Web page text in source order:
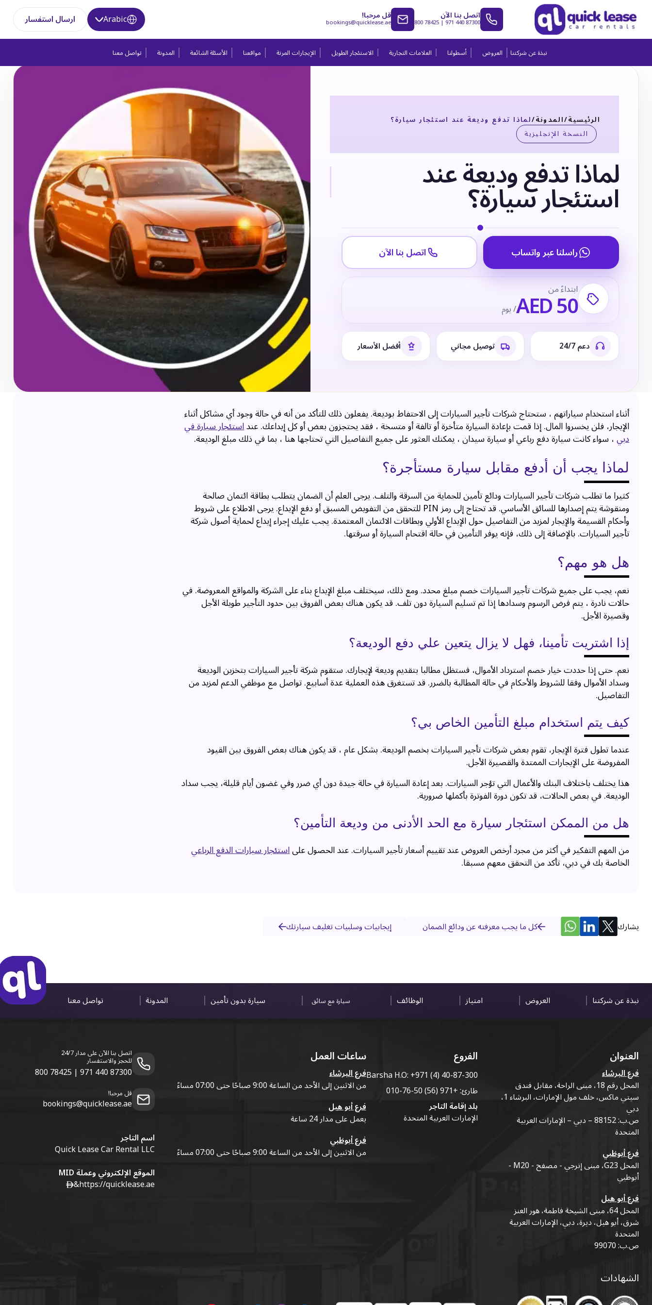
اتصل بنا الآن800 78425 |971 440 87300 قل مرحبا!
bookings@quicklease.ae
Arabic ارسال استفسار
نبذة عن شركتنا العروض أسطولنا العلامات التجارية الاستئجار الطويل الإيجارات المرنة مواقعنا الأسئلة الشائعة المدونة تواصل معنا
الرئيسية/المدونة/لماذا تدفع وديعة عند استئجار سيارة؟
النسخة الإنجليزية
لماذا تدفع وديعة عند
استئجار سيارة؟
راسلنا عبر واتساب اتصل بنا الآن
ابتداءً من
AED 50/ يوم
دعم 24/7 توصيل مجاني أفضل الأسعار
أثناء استخدام سياراتهم ، ستحتاج شركات تأجير السيارات إلى الاحتفاظ بوديعة. يفعلون ذلك للتأكد من أنه في حالة وجود أي مشاكل أثناء
الإيجار، فلن يخسروا المال. إذا قمت بإعادة السيارة متأخرة أو تالفة أو متسخة ، فقد يحتجزون بعض أو كل إيداعك. عنداستئجار سيارة في
دبي، سواء كانت سيارة دفع رباعي أو سيارة سيدان ، يمكنك العثور على جميع التفاصيل التي تحتاجها هنا ، بما في ذلك مبلغ الوديعة.
لماذا يجب أن أدفع مقابل سيارة مستأجرة؟
كثيرا ما تطلب شركات تأجير السيارات ودائع تأمين للحماية من السرقة والتلف. يرجى العلم أن الضمان يتطلب بطاقة ائتمان صالحة
ومنقوشة يتم إصدارها للسائق الأساسي. قد تحتاج إلى رمز PIN للتحقق من التفويض المسبق أو دفع الإيداع. يرجى الاطلاع على شروط
وأحكام القسيمة والإيجار لمزيد من التفاصيل حول الإيداع الأولي وبطاقات الائتمان المعتمدة. يجب عليك إجراء إيداع لحماية أصول شركة
تأجير السيارات. بالإضافة إلى ذلك، فإنه يوفر التأمين في حالة اقتحام السيارة أو سرقتها.
هل هو مهم؟
نعم، يجب على جميع شركات تأجير السيارات خصم مبلغ محدد. ومع ذلك، سيختلف مبلغ الإيداع بناء على الشركة والمواقع المعروضة. في
حالات نادرة ، يتم فرض الرسوم وسدادها إذا تم تسليم السيارة دون تلف. قد يكون هناك بعض الفروق بين حدود التأجير طويلة الأجل
وقصيرة الأجل.
إذا اشتريت تأمينا، فهل لا يزال يتعين علي دفع الوديعة؟
نعم. حتى إذا حددت خيار خصم استرداد الأموال، فستظل مطالبا بتقديم وديعة لإيجارك. ستقوم شركة تأجير السيارات بتخزين الوديعة
وسداد الأموال وفقا للشروط والأحكام في حالة المطالبة بالضرر. قد تستغرق هذه العملية عدة أسابيع. تواصل مع موظفي الدعم لمزيد من
التفاصيل.
كيف يتم استخدام مبلغ التأمين الخاص بي؟
عندما تطول فترة الإيجار، تقوم بعض شركات تأجير السيارات بخصم الوديعة. بشكل عام ، قد يكون هناك بعض الفروق بين القيود
المفروضة على الإيجارات الممتدة والقصيرة الأجل.
هذا يختلف باختلاف البنك والأعمال التي تؤجر السيارات. بعد إعادة السيارة في حالة جيدة دون أي ضرر وفي غضون أيام قليلة، يجب سداد
الوديعة. في بعض الحالات، قد تكون دورة الفوترة بأكملها ضرورية.
هل من الممكن استئجار سيارة مع الحد الأدنى من وديعة التأمين؟
من المهم التفكير في أكثر من مجرد أرخص العروض عند تقييم أسعار تأجير السيارات. عند الحصول علىاستئجار سيارات الدفع الرباعي
الخاصة بك في دبي، تأكد من التحقق معهم مسبقا.
يشارك كل ما يجب معرفته عن ودائع الضمان إيجابيات وسلبيات تغليف سيارتك
نبذة عن شركتنا العروض امتياز الوظائف سيارة مع سائق سيارة بدون تأمين المدونة تواصل معنا
العنوان
فرع البرشاء
المحل رقم 18، مبنى الراحة، مقابل فندق
سيتي ماكس، خلف مول الإمارات، البرشاء 1،
دبي
ص.ب: 88152 – دبي – الإمارات العربية
المتحدة
فرع أبوظبي
المحل G23، مبنى إنرجي - مصفح - M20 -
أبوظبي
فرع أبو هيل
المحل 64، مبنى الشيخة فاطمة، هور العنز
شرق، أبو هيل، ديرة، دبي، الإمارات العربية
المتحدة
ص.ب: 99070
الفروع
Barsha H.O:+971 (4) 40-87-300
طارئ:+971 (56) 50-76-010
بلد إقامة التاجر
الإمارات العربية المتحدة
ساعات العمل
فرع البرشاء
من الاثنين إلى الأحد من الساعة 9:00 صباحًا حتى 07:00 مساءً
فرع أبو هيل
يعمل على مدار 24 ساعة
فرع أبوظبي
من الاثنين إلى الأحد من الساعة 9:00 صباحًا حتى 07:00 مساءً
اتصل بنا الآن على مدار 24/7
للحجز والاستفسار
800 78425 | 971 440 87300
قل مرحبا!
bookings@quicklease.ae
اسم التاجر
Quick Lease Car Rental LLC
الموقع الإلكتروني وعملة MID
https://quicklease.ae
&
الشهادات